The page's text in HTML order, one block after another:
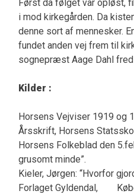
Først da følget var opløst,
i mod kirkegården. Da
denne sort af mennesker.
fundet anden vej frem til
sognepræst Aage Dahl
Kilder :
Horsens Vejviser 1919 og
Årsskrift, Horsens
Horsens Folkeblad den
grusomt minde”.
Kieler, Jørgen: “Hvorfor
Forlaget Gyldendal,